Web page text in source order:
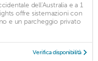
dell'Australia e a 1
offre sistemazioni con
e un parcheggio privato
Verifica disponibilità